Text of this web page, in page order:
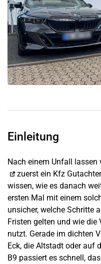
Einleitung
Nach einem Unfall lassen
zuerst ein Kfz
wissen, wie es danach
ersten Mal mit einem
unsicher, welche Schritte
Fristen gelten und wie die
nutzt. Gerade im dichten
Eck, die Altstadt oder auf
B9 passiert es schnell,